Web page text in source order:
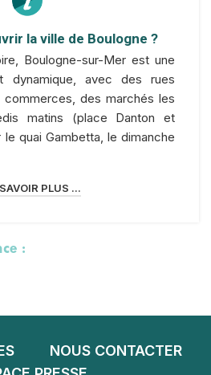
la ville de Boulogne ?
Boulogne-sur-Mer est une
dynamique, avec des rues
des marchés les
matins (place Danton et
quai Gambetta, le dimanche
PLUS ...
:
NOUS CONTACTER